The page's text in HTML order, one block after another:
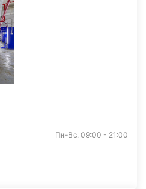
Пн-Вс: 09:00 - 21:00